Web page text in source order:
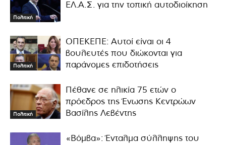
Πολιτική
ΕΛ.Α.Σ. για την τοπική αυτοδιοίκηση
Πολιτική
ΟΠΕΚΕΠΕ: Αυτοί είναι οι 4
βουλευτές που διώκονται για
παράνομες επιδοτήσεις
Πολιτική
Πέθανε σε ηλικία 75 ετών ο
πρόεδρος της Ένωσης Κεντρώων
Βασίλης Λεβέντης
«Βόμβα»: Ένταλμα σύλληψης του